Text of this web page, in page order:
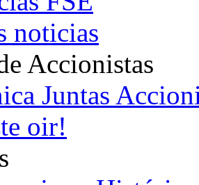
noticias
Accionistas
Juntas
oir!